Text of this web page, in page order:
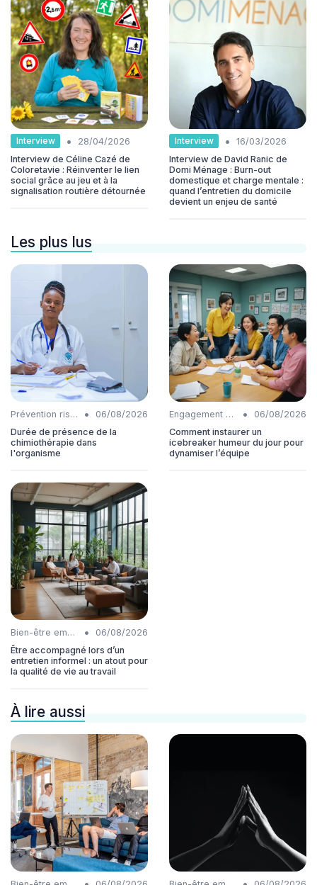
Interview •
28/04/2026
Interview de Céline Cazé de
Coloretavie : Réinventer le lien
social grâce au jeu et à la
signalisation routière détournée
Interview •
16/03/2026
Interview de David Ranic de
Domi Ménage : Burn-out
domestique et charge mentale :
quand l’entretien du domicile
devient un enjeu de santé
Les plus lus
Prévention risques •
06/08/2026
Durée de présence de la
chimiothérapie dans
l'organisme
Engagement collaborateurs •
06/08/2026
Comment instaurer un
icebreaker humeur du jour pour
dynamiser l’équipe
Bien-être employés •
06/08/2026
Être accompagné lors d’un
entretien informel : un atout pour
la qualité de vie au travail
À lire aussi